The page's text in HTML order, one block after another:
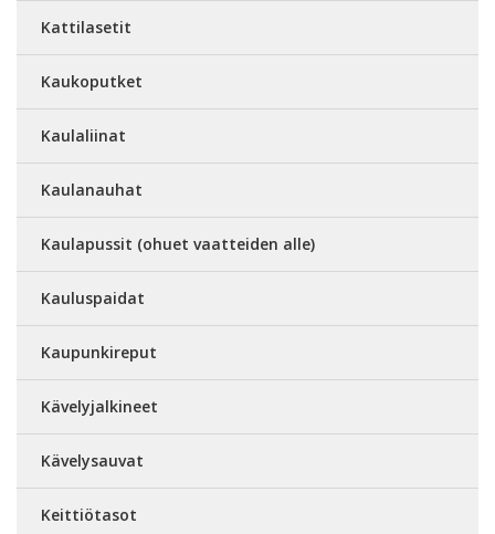
Kattilasetit
Kaukoputket
Kaulaliinat
Kaulanauhat
Kaulapussit (ohuet vaatteiden alle)
Kauluspaidat
Kaupunkireput
Kävelyjalkineet
Kävelysauvat
Keittiötasot